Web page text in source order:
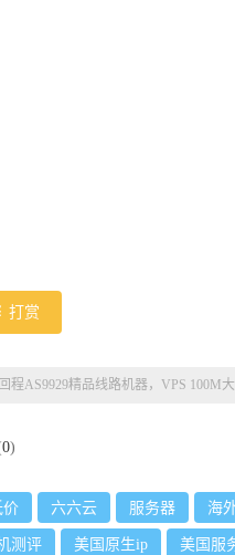
打赏
程AS9929精品线路机器，VPS 100M大
0)
价 六六云 服务器 海
测评 美国原生ip 美国服